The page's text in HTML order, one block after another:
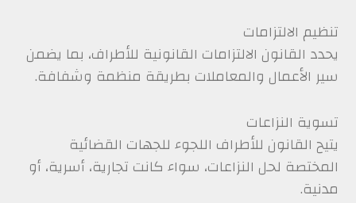
تنظيم الالتزامات
يحدد القانون الالتزامات القانونية للأطراف، بما يضمن
سير الأعمال والمعاملات بطريقة منظمة وشفافة.
تسوية النزاعات
يتيح القانون للأطراف اللجوء للجهات القضائية
المختصة لحل النزاعات، سواء كانت تجارية، أسرية، أو
مدنية.